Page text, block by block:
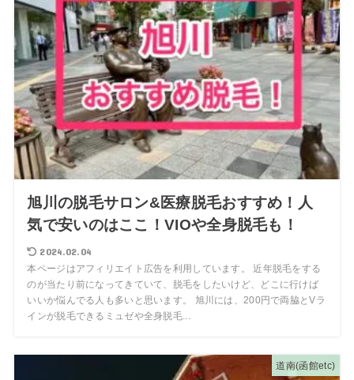
旭川の脱毛サロン&医療脱毛おすすめ！人
気で安いのはここ！VIOや全身脱毛も！
2024.02.04
本ページはアフィリエイト広告を利用しています。 近年脱毛をする
のが当たり前になってきていて、脱毛をしたいけど、どこに行けば
いいか悩んでる人も多いと思います。 旭川には、200円で両脇とVラ
インが脱毛できるミュゼや全身脱毛...
道南(函館etc)